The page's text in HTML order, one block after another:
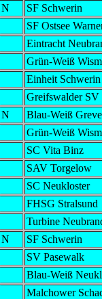
N
SF Schwerin
SF Ostsee
Eintracht
Grün-Weiß
Einheit Schwerin
Greifswalder SV
N
Blau-Weiß
Grün-Weiß
SC Vita Binz
SAV Torgelow
SC Neukloster
FHSG Stralsund
Turbine
N
SF Schwerin
SV Pasewalk
Blau-Weiß
Malchower